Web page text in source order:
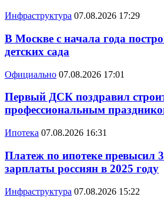
Инфраструктура 07.08.2026 17:29
В Москве с начала года
детских сада
Официально 07.08.2026 17:01
Первый ДСК поздравил
профессиональным
Ипотека 07.08.2026 16:31
Платеж по ипотеке превысил
зарплаты россиян в 2025 году
Инфраструктура 07.08.2026 15:22